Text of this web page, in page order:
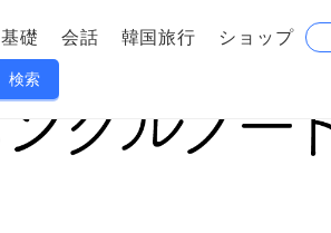
基礎 会話 韓国旅行 ショップ